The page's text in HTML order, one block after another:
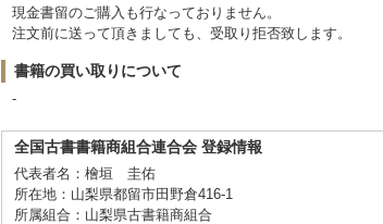
現金書留のご購入も行なっておりません。
注文前に送って頂きましても、受取り拒否致します。
書籍の買い取りについて
-
全国古書書籍商組合連合会 登録情報
代表者名：檜垣 圭佑
所在地：山梨県都留市田野倉416-1
所属組合：山梨県古書籍商組合